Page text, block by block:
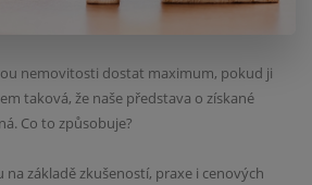
nemovitosti dostat maximum, pokud ji
taková, že naše představa o získané
Co to způsobuje?
na základě zkušeností, praxe i cenových